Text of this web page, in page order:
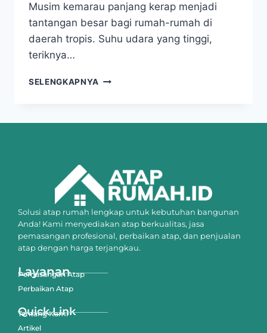
Musim kemarau panjang kerap menjadi
tantangan besar bagi rumah-rumah di
daerah tropis. Suhu udara yang tinggi,
teriknya…
SELENGKAPNYA
Solusi atap rumah lengkap untuk kebutuhan bangunan
Anda! Kami menyediakan atap berkualitas, jasa
pemasangan profesional, perbaikan atap, dan penjualan
atap dengan harga terjangkau.
Layanan
Pemasangan Atap
Perbaikan Atap
Quick Link
Tentang Kami
Artikel